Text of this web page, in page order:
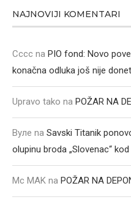
NAJNOVIJI KOMENTARI
Cccc na PIO fond: Novo
konačna odluka još nije
Upravo tako na POŽAR NA
Вуле na Savski Titanik
olupinu broda „Slovenac“
Mc MAK na POŽAR NA